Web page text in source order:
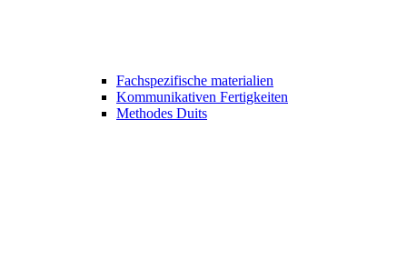
Fachspezifische materialien
Kommunikativen Fertigkeiten
Methodes Duits